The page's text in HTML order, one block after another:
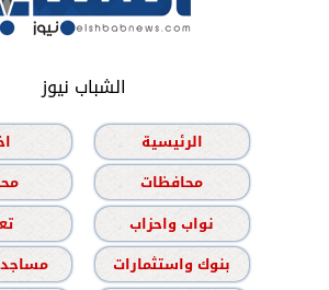
الشباب نيوز
الرئيسية
محافظات
نواب واحزاب
بنوك واستثمارات